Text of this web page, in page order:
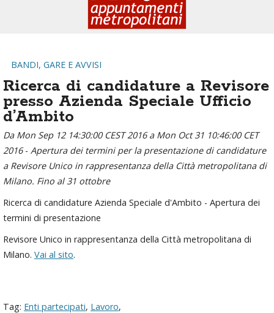
BANDI, GARE E AVVISI
Ricerca di candidature a Revisore
presso Azienda Speciale Ufficio
d’Ambito
Da Mon Sep 12 14:30:00 CEST 2016 a Mon Oct 31 10:46:00 CET
2016- Apertura dei termini per la presentazione di candidature
a Revisore Unico in rappresentanza della Città metropolitana di
Milano. Fino al 31 ottobre
Ricerca di candidature Azienda Speciale d'Ambito - Apertura dei
termini di presentazione
Revisore Unico in rappresentanza della Città metropolitana di
Milano. Vai al sito.
Tag: Enti partecipati, Lavoro,